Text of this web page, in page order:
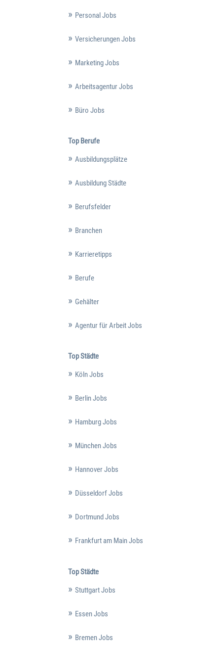
Personal Jobs
Versicherungen Jobs
Marketing Jobs
Arbeitsagentur Jobs
Büro Jobs
Top Berufe
Ausbildungsplätze
Ausbildung Städte
Berufsfelder
Branchen
Karrieretipps
Berufe
Gehälter
Agentur für Arbeit Jobs
Top Städte
Köln Jobs
Berlin Jobs
Hamburg Jobs
München Jobs
Hannover Jobs
Düsseldorf Jobs
Dortmund Jobs
Frankfurt am Main Jobs
Top Städte
Stuttgart Jobs
Essen Jobs
Bremen Jobs